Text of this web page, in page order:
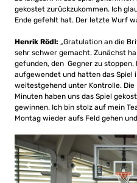
gekostet zurückzukommen. Ich
Ende gefehlt hat. Der letzte Wurf
Henrik Rödl: „Gratulation an die
sehr schwer gemacht. Zunächst
gefunden, den Gegner zu stoppen.
aufgewendet und hatten das
weitestgehend unter Kontrolle.
Minuten haben uns das Spiel
gewinnen. Ich bin stolz auf mein
Montag wieder aufs Feld gehen